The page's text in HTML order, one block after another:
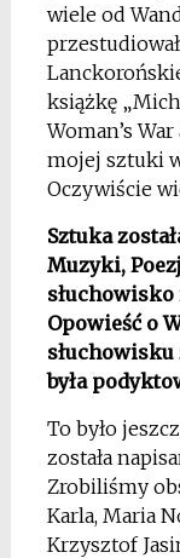
wiele od
książkę
Woman’s
mojej sztuki
Oczywiście
Sztuka
Muzyki,
Opowieść o
była
To było
została
Zrobiliśmy
Karla, Maria
Krzysztof